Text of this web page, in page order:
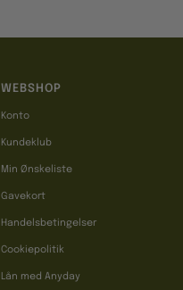
WEBSHOP
Konto
Kundeklub
Min Ønskeliste
Gavekort
Handelsbetingelser
Cookiepolitik
Lån med Anyday